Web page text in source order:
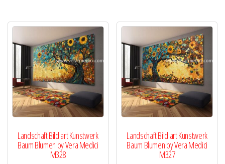
auf.
Optionen
auf
der
Produktseite
gewählt
werden
auf.
der
Landschaft Bild art Kunstwerk
Baum Blumen by Vera Medici
M328
Landschaft Bild art Kunstwerk
Baum Blumen by Vera Medici
M327